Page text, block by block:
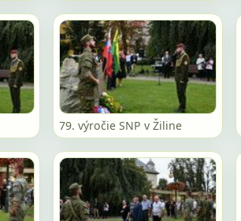
79. výročie SNP v Žiline